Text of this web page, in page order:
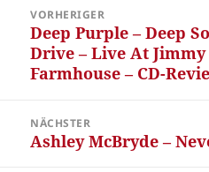
VORHERIGER
Vorheriger
Beitrag:
Deep Purple – Deep
Drive – Live At Jimmy
Farmhouse – CD-
NÄCHSTER
Nächster
Ashley McBryde –